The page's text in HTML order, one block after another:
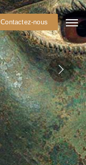
Contactez-nous